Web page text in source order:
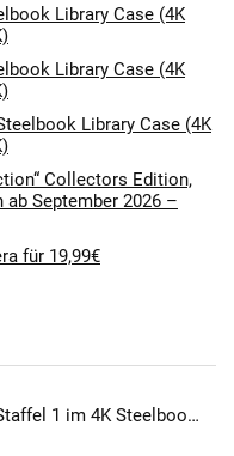
Library Case (4K
Library Case (4K
Library Case (4K
Collectors Edition,
ab September 2026 –
für 19,99€
1 im 4K Steelbook